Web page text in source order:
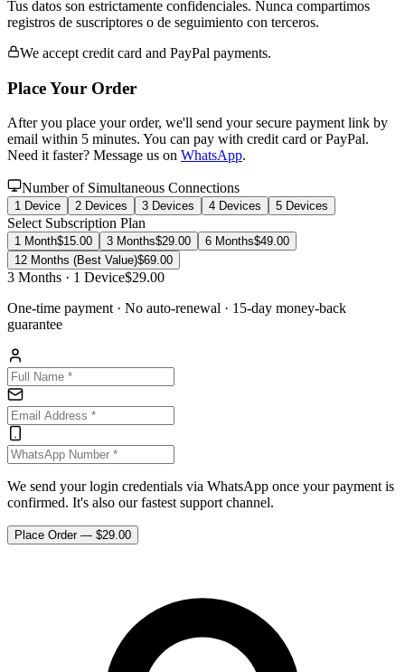
Tus datos son estrictamente confidenciales. Nunca compartimos
registros de suscriptores o de seguimiento con terceros.
We accept credit card and PayPal payments.
Place Your Order
After you place your order, we'll send your secure payment link by
email within 5 minutes. You can pay with credit card or PayPal.
Need it faster? Message us on WhatsApp.
Number of Simultaneous Connections
1 Device 2 Devices 3 Devices 4 Devices 5 Devices
Select Subscription Plan
1 Month$15.00 3 Months$29.00 6 Months$49.00
12 Months (Best Value)$69.00
3 Months · 1 Device$29.00
One-time payment · No auto-renewal · 15-day money-back
guarantee
We send your login credentials via WhatsApp once your payment is
confirmed. It's also our fastest support channel.
Place Order — $29.00